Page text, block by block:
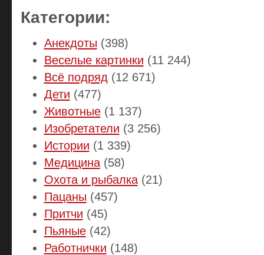
Категории:
Анекдоты (398)
Веселые картинки (11 244)
Всё подряд (12 671)
Дети (477)
Животные(1 137)
Изобретатели (3 256)
Истории (1 339)
Медицина(58)
Охота и рыбалка(21)
Пацаны (457)
Притчи (45)
Пьяные(42)
Работнички (148)